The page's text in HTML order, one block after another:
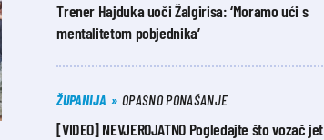
Trener Hajduka uoči Žalgirisa: ‘Moramo ući s
mentalitetom pobjednika’
ŽUPANIJA OPASNO PONAŠANJE
[VIDEO] NEVJEROJATNO Pogledajte što vozač jet